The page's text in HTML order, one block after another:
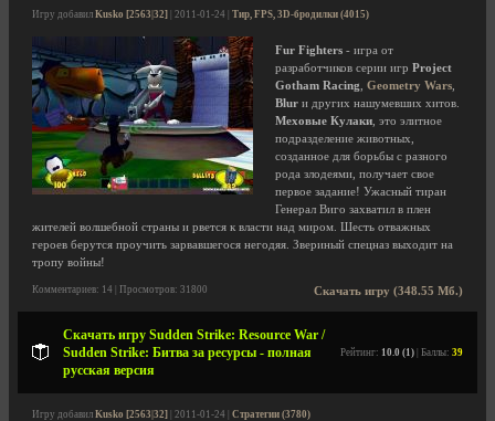
Игру добавил Kusko [2563|32] | 2011-01-24 | Тир, FPS, 3D-бродилки (4015)
Fur Fighters - игра от
разработчиков серии игр Project
Gotham Racing
Geometry Wars
Blur и других нашумевших хитов.
Меховые Кулаки , это элитное
подразделение животных,
созданное для борьбы с разного
рода злодеями, получает свое
первое задание! Ужасный тиран
Генерал Виго захватил в плен
жителей волшебной страны и рвется к власти над миром. Шесть отважных
героев берутся проучить зарвавшегося негодяя. Звериный спецназ выходит на
тропу войны!
Скачать игру (348.55 Мб.)
Комментариев: 14 | Просмотров: 31800
Скачать игру Sudden Strike: Resource War /
Sudden Strike: Битва за ресурсы - полная
русская версия
Рейтинг: 10.0 (1) | Баллы: 39
Игру добавил Kusko [2563|32] | 2011-01-24 | Стратегии (3780)